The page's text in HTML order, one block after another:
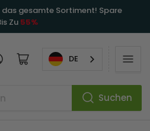
gesamte Sortiment! Spare
Zu 55%
Suchen
Mini-Warenkorb öffnen DE